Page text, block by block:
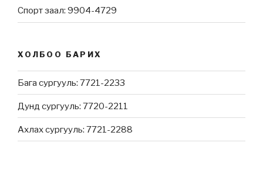
Спорт заал: 9904-4729
ХОЛБОО БАРИХ
Бага сургууль: 7721-2233
Дунд сургууль: 7720-2211
Ахлах сургууль: 7721-2288